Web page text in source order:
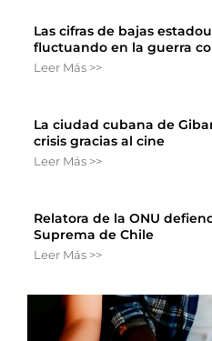
Las cifras de bajas
fluctuando en la guerra
Leer Más >>
La ciudad cubana de
crisis gracias al cine
Leer Más >>
Relatora de la ONU
Suprema de Chile
Leer Más >>